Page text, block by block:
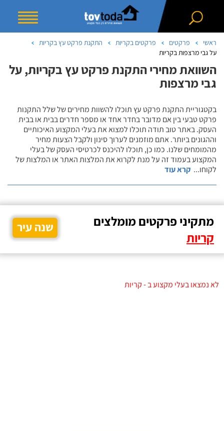
ראשי פרקטים פרקטים בקריות
התקנת פרקט עץ בקריות
על גבי מרצפות בקריות
השוואת מחירי התקנת פרקט עץ בקריות, על
גבי מרצפות
בקטגוריית התקנת פרקט עץ תוכלו להשוות מחירים של שלל התקנות
פרקט טבעי בין אם מדובר בחדר אחד או מספר חדרים בבית או בבית
העסק. באתר טוב תודה תוכלו למצוא את בעלי המקצוע האיכותיים
וההגונים ביותר. אתם מוזמנים לערוך סינון ולקבל הצעות מחיר
מהמומחים שלנו. כמו כן, תוכלו להיכנס לכרטיסי העסק של בעלי
המקצוע בעמוד זה על מנת לקרוא את המלצות האתר או המלצות של
לקוחו... קרא עוד
מתקיני פרקטים מומלצים
קריות
שנה עיר
לא נמצאו בעלי מקצוע ב - קריות